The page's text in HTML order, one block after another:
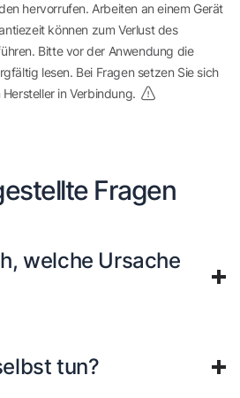
hervorrufen. Arbeiten an einem Gerät
können zum Verlust des
Bitte vor der Anwendung die
lesen. Bei Fragen setzen Sie sich
in Verbindung.
Fragen
welche Ursache
tun?